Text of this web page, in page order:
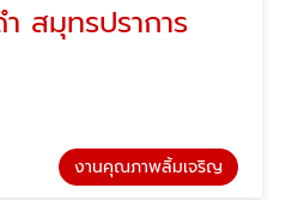
สมุทรปราการ
งานคุณภาพลิ้มเจริญ